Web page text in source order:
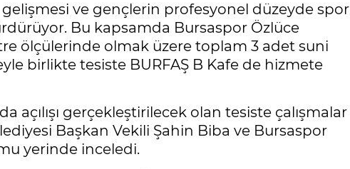
ve gençlerin profesyonel düzeyde spor
Bu kapsamda Bursaspor Özlüce
ölçülerinde olmak üzere toplam 3 adet suni
birlikte tesiste BURFAŞ B Kafe de hizmete
açılışı gerçekleştirilecek olan tesiste çalışmalar
Başkan Vekili Şahin Biba ve Bursaspor
yerinde inceledi.